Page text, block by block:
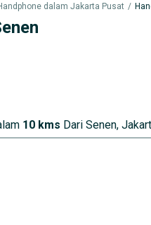
dalam Jakarta Pusat /
10 kms Dari Senen,